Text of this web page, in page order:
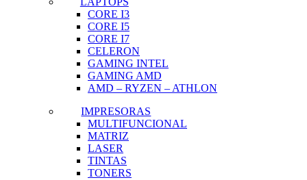
CORE I3
CORE I5
CORE I7
CELERON
GAMING INTEL
GAMING AMD
AMD – RYZEN – ATHLON
IMPRESORAS
MULTIFUNCIONAL
MATRIZ
LASER
TINTAS
TONERS